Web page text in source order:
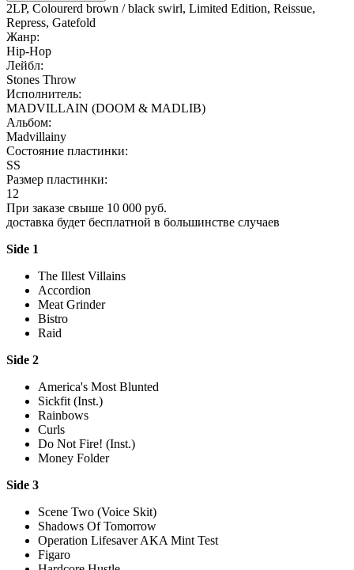
2LP, Colourerd brown / black swirl, Limited Edition, Reissue,
Repress, Gatefold
Жанр:
Hip-Hop
Лейбл:
Stones Throw
Исполнитель:
MADVILLAIN (DOOM & MADLIB)
Альбом:
Madvillainy
Состояние пластинки:
SS
Размер пластинки:
12
При заказе свыше 10 000 руб.
доставка будет бесплатной в большинстве случаев
Side 1
The Illest Villains
Accordion
Meat Grinder
Bistro
Raid
Side 2
America's Most Blunted
Sickfit (Inst.)
Rainbows
Curls
Do Not Fire! (Inst.)
Money Folder
Side 3
Scene Two (Voice Skit)
Shadows Of Tomorrow
Operation Lifesaver AKA Mint Test
Figaro